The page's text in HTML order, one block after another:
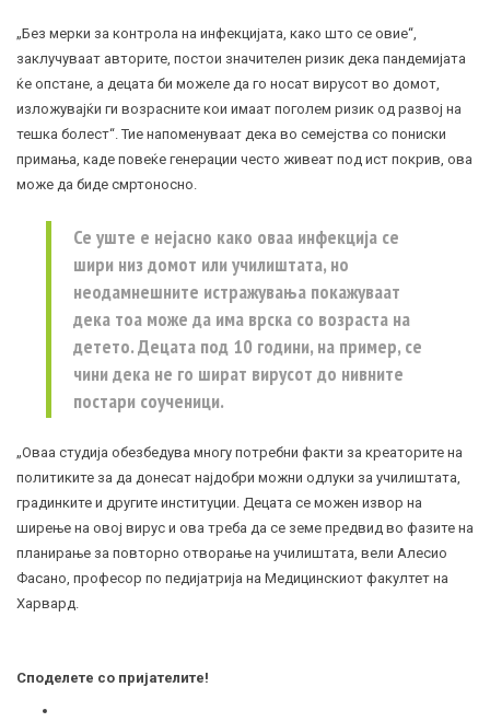
„Без мерки за контрола на инфекцијата, како што се овие“,
заклучуваат авторите, постои значителен ризик дека пандемијата
ќе опстане, а децата би можеле да го носат вирусот во домот,
изложувајќи ги возрасните кои имаат поголем ризик од развој на
тешка болест“. Тие напоменуваат дека во семејства со пониски
примања, каде повеќе генерации често живеат под ист покрив, ова
може да биде смртоносно.
Се уште е нејасно како оваа инфекција се
шири низ домот или училиштата, но
неодамнешните истражувања покажуваат
дека тоа може да има врска со возраста на
детето. Децата под 10 години, на пример, се
чини дека не го шират вирусот до нивните
постари соученици.
„Оваа студија обезбедува многу потребни факти за креаторите на
политиките за да донесат најдобри можни одлуки за училиштата,
градинките и другите институции. Децата се можен извор на
ширење на овој вирус и ова треба да се земе предвид во фазите на
планирање за повторно отворање на училиштата, вели Алесио
Фасано, професор по педијатрија на Медицинскиот факултет на
Харвард.
Споделете со пријателите!